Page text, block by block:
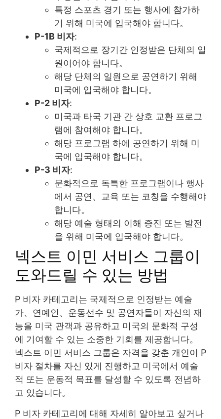
특정 스포츠 경기 또는 행사에 참가하
기 위해 미국에 입국해야 합니다。
P-1B 비자:
국제적으로 장기간 인정받은 단체의 일
원이어야 합니다。
해당 단체의 일원으로 공연하기 위해
미국에 입국해야 합니다。
P-2 비자:
미국과 타국 기관 간 상호 교환 프로그
램에 참여해야 합니다。
해당 프로그램 하에 공연하기 위해 미
국에 입국해야 합니다。
P-3 비자:
문화적으로 독특한 프로그램이나 행사
에서 공연、교육 또는 코칭을 수행해야
합니다。
해당 예술 형태의 이해 증진 또는 발전
을 위해 미국에 입국해야 합니다。
넥스트 이민 서비스 그룹이
도와드릴 수 있는 방법
P 비자 카테고리는 국제적으로 인정받는 예술
가、연예인、운동선수 및 공연자들이 자신의 재
능을 미국 관객과 공유하고 미국의 문화적 구성
에 기여할 수 있는 소중한 기회를 제공합니다。
넥스트 이민 서비스 그룹은 자격을 갖춘 개인이 P
비자 절차를 자신 있게 진행하고 미국에서 예술
적 또는 운동적 목표를 달성할 수 있도록 전념하
고 있습니다。
P 비자 카테고리에 대해 자세히 알아보고 싶거나